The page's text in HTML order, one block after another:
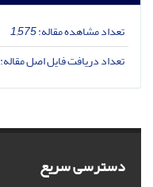
تعداد مشاهده مقاله:1,575
تعداد دریافت فایل اصل مقاله:
دسترسی سریع